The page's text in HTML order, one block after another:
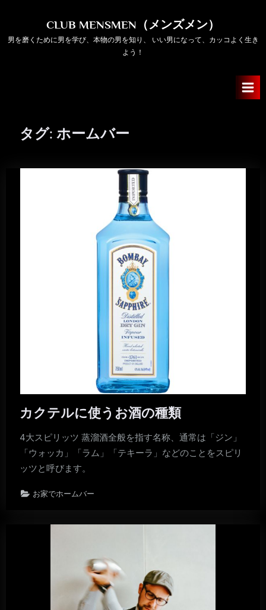
content
CLUB MENSMEN（メンズメン）
男を磨くために男を学び、本物の男を知り、 いい男になって、カッコよく生き
よう！
タグ: ホームバー
カクテルに使うお酒の種類
4大スピリッツ 蒸溜酒全般を指す名称、通常は「ジン」
「ウォッカ」「ラム」「テキーラ」などのことをスピリ
ッツと呼びます。
お家でホームバー